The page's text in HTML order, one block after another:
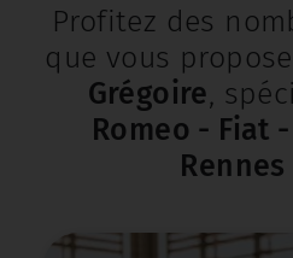
Profitez des
que vous
Grégoire,
Romeo - Fiat -
Rennes